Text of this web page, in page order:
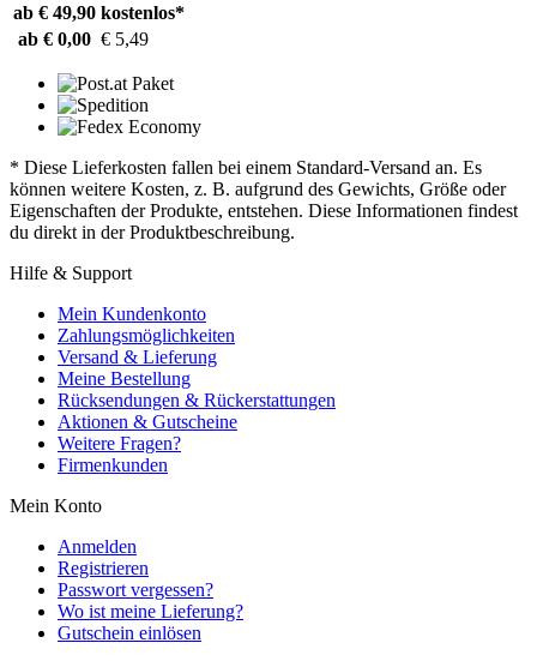
ab € 49,90 kostenlos*
ab € 0,00 € 5,49
* Diese Lieferkosten fallen bei einem Standard-Versand an. Es
können weitere Kosten, z. B. aufgrund des Gewichts, Größe oder
Eigenschaften der Produkte, entstehen. Diese Informationen findest
du direkt in der Produktbeschreibung.
Hilfe & Support
Mein Kundenkonto
Zahlungsmöglichkeiten
Versand & Lieferung
Meine Bestellung
Rücksendungen & Rückerstattungen
Aktionen & Gutscheine
Weitere Fragen?
Firmenkunden
Mein Konto
Anmelden
Registrieren
Passwort vergessen?
Wo ist meine Lieferung?
Gutschein einlösen